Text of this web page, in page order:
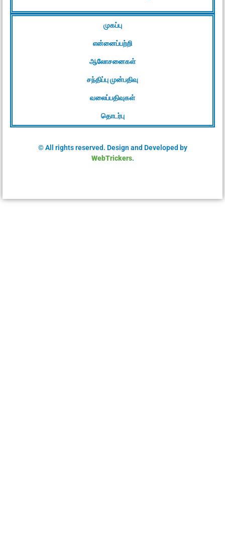
முகப்பு
என்னைப்பற்றி
ஆலோசனைகள்
சந்திப்பு முன்பதிவு
வலைப்பதிவுகள்
தொடர்பு
© All rights reserved. Design and Developed by
WebTrickers.